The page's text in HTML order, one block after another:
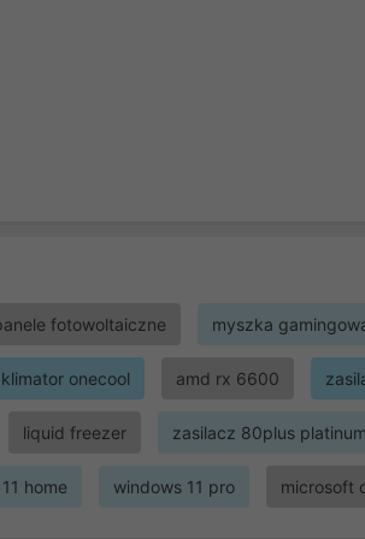
fotowoltaiczne myszka
klimator onecool amd rx 6600
liquid freezer zasilacz 80plus platinum
home windows 11 pro microsoft